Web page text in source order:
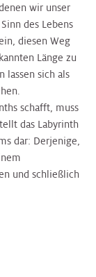
wir unser
des Lebens
diesen Weg
Länge zu
lassen sich als
schafft, muss
das Labyrinth
dar: Derjenige,
und schließlich